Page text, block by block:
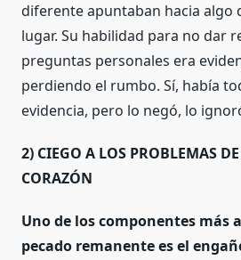
diferente apuntaban hacia algo
lugar. Su habilidad para no dar
preguntas personales era
perdiendo el rumbo. Sí, había
evidencia, pero lo negó, lo
2) CIEGO A LOS PROBLEMAS
CORAZÓN
Uno de los componentes más
pecado remanente es el